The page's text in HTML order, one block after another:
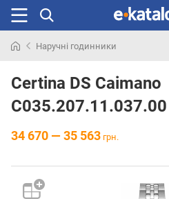
раніше
Наручні годинники
Certina DS Caimano
C035.207.11.037.00
34 670 — 35 563 грн.